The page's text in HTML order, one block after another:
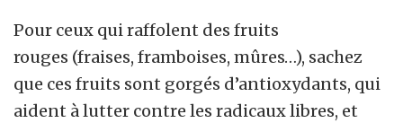
Pour ceux qui raffolent des fruits
rouges (fraises, framboises, mûres…), sachez
que ces fruits sont gorgés d’antioxydants, qui
aident à lutter contre les radicaux libres, et